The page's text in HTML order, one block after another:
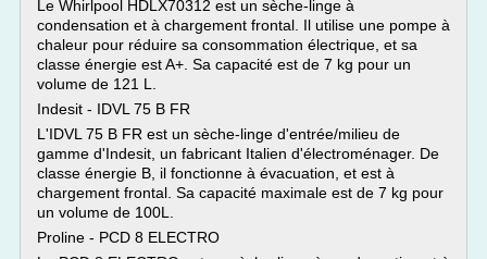
Le Whirlpool HDLX70312 est un sèche-linge à
condensation et à chargement frontal. Il utilise une pompe à
chaleur pour réduire sa consommation électrique, et sa
classe énergie est A+. Sa capacité est de 7 kg pour un
volume de 121 L.
Indesit - IDVL 75 B FR
L'IDVL 75 B FR est un sèche-linge d'entrée/milieu de
gamme d'Indesit, un fabricant Italien d'électroménager. De
classe énergie B, il fonctionne à évacuation, et est à
chargement frontal. Sa capacité maximale est de 7 kg pour
un volume de 100L.
Proline - PCD 8 ELECTRO